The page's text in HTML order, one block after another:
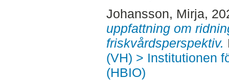
Johansson, Mirja,
uppfattning om
friskvårdsperspektiv.
(VH) > Institutionen
(HBIO)